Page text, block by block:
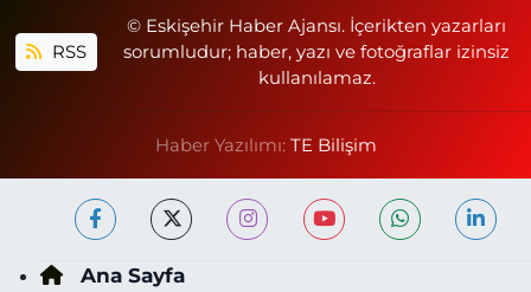
RSS
© Eskişehir Haber Ajansı. İçerikten yazarları
sorumludur; haber, yazı ve fotoğraflar izinsiz
kullanılamaz.
Haber Yazılımı: TE Bilişim
Ana Sayfa